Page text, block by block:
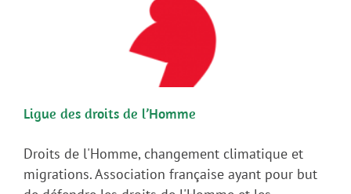
Ligue des droits de l’Homme
Droits de l'Homme, changement climatique et
migrations. Association française ayant pour but